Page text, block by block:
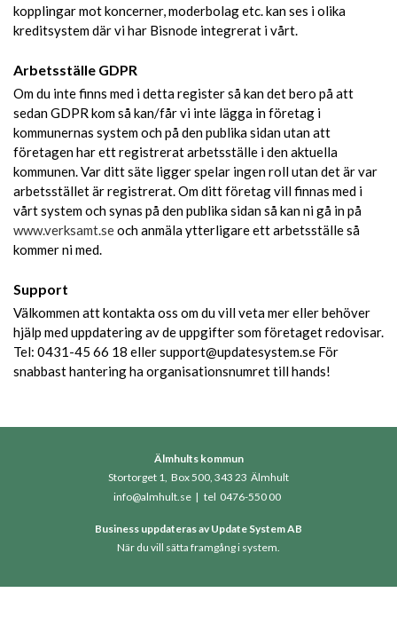
kopplingar mot koncerner, moderbolag etc. kan ses i olika
kreditsystem där vi har Bisnode integrerat i vårt.
Arbetsställe GDPR
Om du inte finns med i detta register så kan det bero på att
sedan GDPR kom så kan/får vi inte lägga in företag i
kommunernas system och på den publika sidan utan att
företagen har ett registrerat arbetsställe i den aktuella
kommunen. Var ditt säte ligger spelar ingen roll utan det är var
arbetsstället är registrerat. Om ditt företag vill finnas med i
vårt system och synas på den publika sidan så kan ni gå in på
www.verksamt.seoch anmäla ytterligare ett arbetsställe så
kommer ni med.
Support
Välkommen att kontakta oss om du vill veta mer eller behöver
hjälp med uppdatering av de uppgifter som företaget redovisar.
Tel: 0431-45 66 18 eller support@updatesystem.se För
snabbast hantering ha organisationsnumret till hands!
Älmhults kommun
Stortorget 1, Box 500, 343 23 Älmhult
info@almhult.se| tel 0476-550 00
Business uppdateras av Update System AB
När du vill sätta framgång i system.